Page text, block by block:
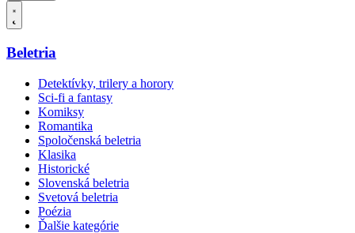
Beletria
Detektívky, trilery a horory
Sci-fi a fantasy
Komiksy
Romantika
Spoločenská beletria
Klasika
Historické
Slovenská beletria
Svetová beletria
Poézia
Ďalšie kategórie